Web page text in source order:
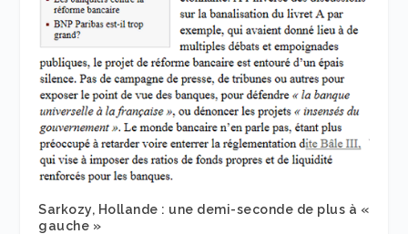
Sarkozy, Hollande : une demi-seconde de plus à «
gauche »